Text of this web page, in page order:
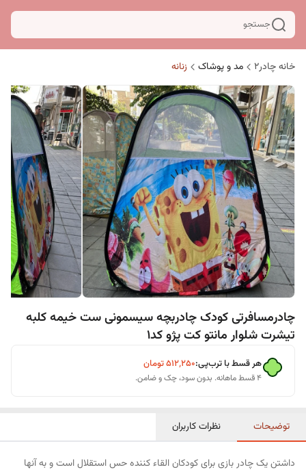
جستجو
خانه چادر۲ مد و پوشاک زنانه
چادرمسافرتی کودک چادربچه سیسمونی ست خیمه کلبه
تیشرت شلوار مانتو کت پژو کد1
هر قسط با ترب‌پی:۵۱۲٬۲۵۰تومان
۴ قسط ماهانه. بدون سود، چک و ضامن.
توضیحات نظرات کاربران
داشتن یک چادر بازی برای کودکان القاء کننده حس استقلال است و به آنها